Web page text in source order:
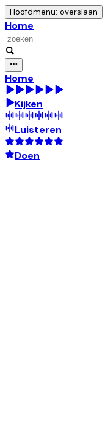
Hoofdmenu: overslaan
Home
Home
Kijken
Luisteren
Doen